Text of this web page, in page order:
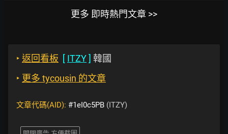
更多 即時熱門文章 >>
‣ 返回看板 [ ITZY] 韓國
‣ 更多 tycousin 的文章
文章代碼(AID): #1eI0c5PB (ITZY)